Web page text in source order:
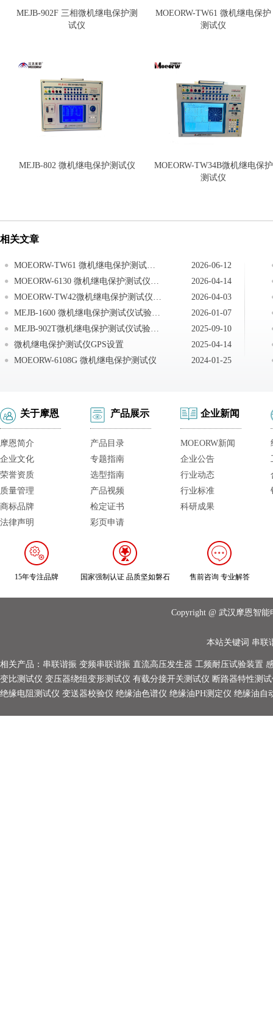
MEJB-902F 三相微机继电保护测
试仪
MOEORW-TW61 微机继电保护
测试仪
MEJB-802 微机继电保护测试仪
MOEORW-TW34B微机继电保护
测试仪
相关文章
MOEORW-TW61 微机继电保护测试仪试验注意事项
2026-06-12
MOEORW-6130 微机继电保护测试仪注意事项
2026-04-14
MOEORW-TW42微机继电保护测试仪交流试验测试注意事项
2026-04-03
MEJB-1600 微机继电保护测试仪试验注意事项
2026-01-07
MEJB-902T微机继电保护测试仪试验注意事项
2025-09-10
微机继电保护测试仪GPS设置
2025-04-14
MOEORW-6108G 微机继电保护测试仪
2024-01-25
关于摩恩
摩恩简介
企业文化
荣誉资质
质量管理
商标品牌
法律声明
产品展示
产品目录
专题指南
选型指南
产品视频
检定证书
彩页申请
企业新闻
MOEORW新闻
企业公告
行业动态
行业标准
科研成果
15年专注品牌 国家强制认证 品质坚如磐石 售前咨询 专业解答
Copyright @ 武汉摩恩智
本站关键词 串联
相关产品： 串联谐振 变频串联谐振 直流高压发生器 工频耐压试验装置
变比测试仪 变压器绕组变形测试仪 有载分接开关测试仪 断路器特性测
绝缘电阻测试仪 变送器校验仪 绝缘油色谱仪 绝缘油PH测定仪 绝缘油自